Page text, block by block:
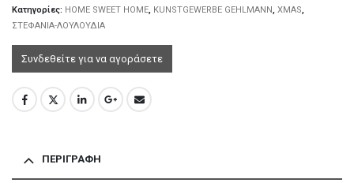
Κατηγορίες: HOME SWEET HOME, KUNSTGEWERBE GEHLMANN, XMAS,
ΣΤΕΦΑΝΙΑ-ΛΟΥΛΟΥΔΙΑ
Συνδεθείτε για να αγοράσετε
ΠΕΡΙΓΡΑΦΉ